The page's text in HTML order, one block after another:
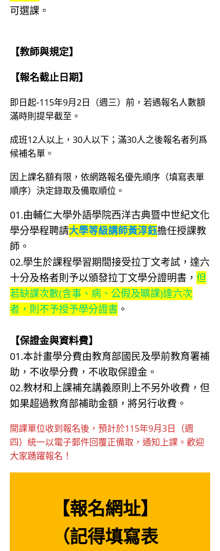
可選課。
【教師與規定】
【報名截止日期】
即日起-115年9月2日（週三）前，若遇報名人數額
滿時則提早截至。
成班12人以上，30人以下；滿30人之後報名者列爲
候補名單。
因上課名額有限，依網路報名優先順序（填寫表單
順序）決定錄取及備取順位。
01.由輔仁大學外語學院西洋古典暨中世紀文化
學分學程聘請大學等級講師黃淳鈺擔任授課教
師。
02.學生於課程學習期間接受拉丁文考試，達六
十分及格者則予以頒發拉丁文學分證明書， 但
若缺課次數(含事、病、公假及曠課)達六次
者，則不予授予學分證書 。
【保證金與資料費】
01.本計畫學分費由教育部國民及學前教育署補
助，不收學分費，不收取保證金。
02.教材和上課補充講義原則上不另外收費，但
如果超過教育部補助金額，將另行收費。
開課單位收到報名後，預計於115年9月3日（週
四）統一以電子郵件回覆正備取，通知上課。歡迎
大家踴躍報名！
【報名網址】
（記得填寫表